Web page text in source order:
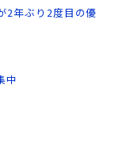
2年ぶり2度目の優
中